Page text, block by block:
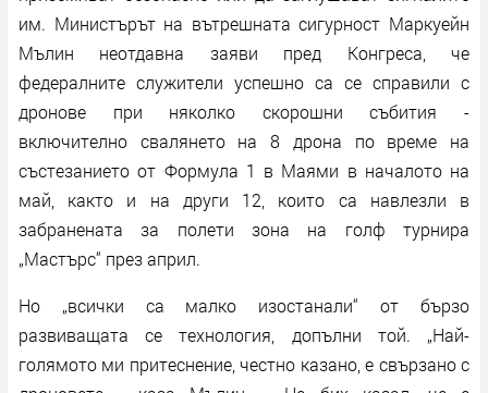
им. Министърът на вътрешната сигурност Маркуейн
Мълин неотдавна заяви пред Конгреса, че
федералните служители успешно са се справили с
дронове при няколко скорошни събития -
включително свалянето на 8 дрона по време на
състезанието от Формула 1 в Маями в началото на
май, както и на други 12, които са навлезли в
забранената за полети зона на голф турнира
„Мастърс“ през април.
Но „всички са малко изостанали“ от бързо
развиващата се технология, допълни той. „Най-
голямото ми притеснение, честно казано, е свързано с